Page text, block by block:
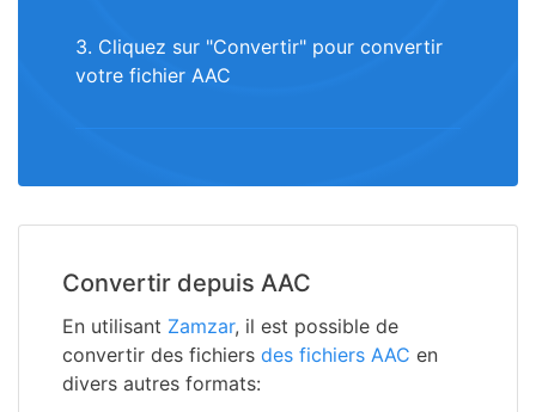
3. Cliquez sur "Convertir" pour convertir
votre fichier AAC
Convertir depuis AAC
En utilisant Zamzar, il est possible de
convertir des fichiers des fichiers AAC en
divers autres formats: